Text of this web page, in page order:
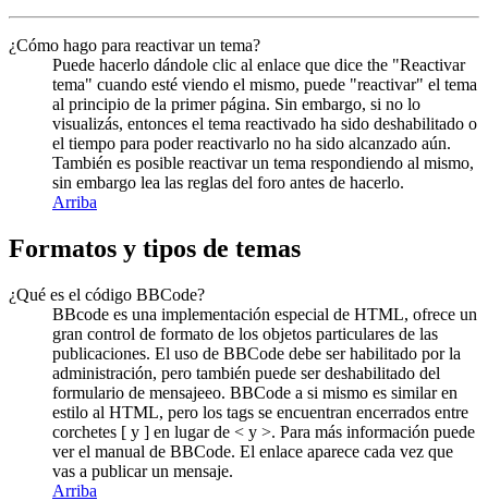
¿Cómo hago para reactivar un tema?
Puede hacerlo dándole clic al enlace que dice the "Reactivar
tema" cuando esté viendo el mismo, puede "reactivar" el tema
al principio de la primer página. Sin embargo, si no lo
visualizás, entonces el tema reactivado ha sido deshabilitado o
el tiempo para poder reactivarlo no ha sido alcanzado aún.
También es posible reactivar un tema respondiendo al mismo,
sin embargo lea las reglas del foro antes de hacerlo.
Arriba
Formatos y tipos de temas
¿Qué es el código BBCode?
BBcode es una implementación especial de HTML, ofrece un
gran control de formato de los objetos particulares de las
publicaciones. El uso de BBCode debe ser habilitado por la
administración, pero también puede ser deshabilitado del
formulario de mensajeeo. BBCode a si mismo es similar en
estilo al HTML, pero los tags se encuentran encerrados entre
corchetes [ y ] en lugar de < y >. Para más información puede
ver el manual de BBCode. El enlace aparece cada vez que
vas a publicar un mensaje.
Arriba